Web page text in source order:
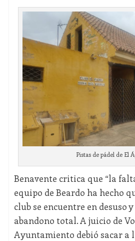
Pistas de pádel de El
Benavente critica que “la
equipo de Beardo ha hecho
club se encuentre en desuso
abandono total. A juicio de
Ayuntamiento debió sacar a